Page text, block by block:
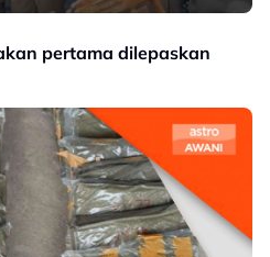
pertama dilepaskan